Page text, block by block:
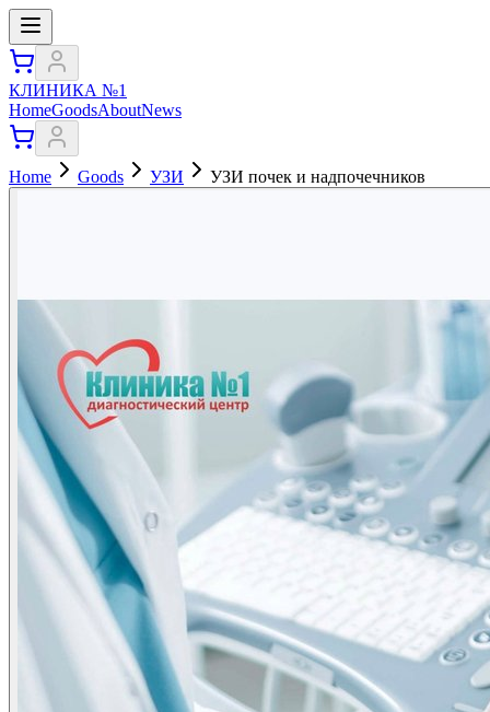
КЛИНИКА №1
HomeGoodsAboutNews
Home Goods УЗИ УЗИ почек и надпочечников